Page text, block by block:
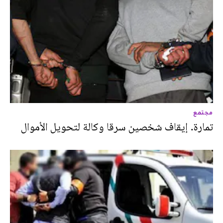
مجتمع
تمارة. إيقاف شخصين سرقا وكالة لتحويل الأموال